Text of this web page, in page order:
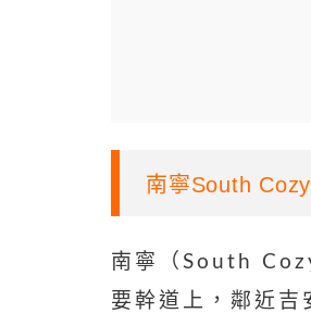
南寧South
南寧（South
要幹道上，鄰近吉